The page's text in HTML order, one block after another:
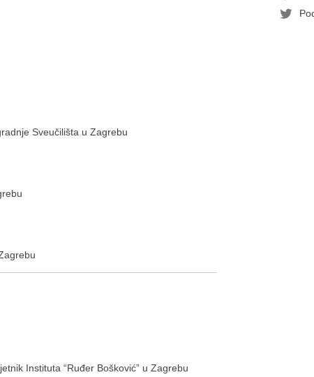
Sveučilišta u Zagrebu
Instituta “Ruđer Bošković” u Zagrebu